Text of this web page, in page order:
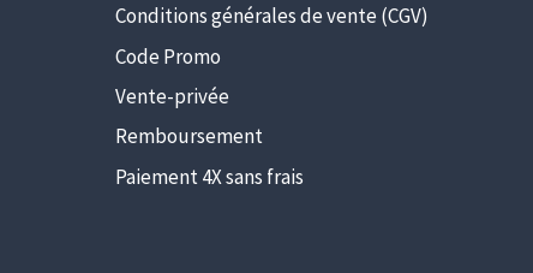
Conditions générales de vente (CGV)
Code Promo
Vente-privée
Remboursement
Paiement 4X sans frais